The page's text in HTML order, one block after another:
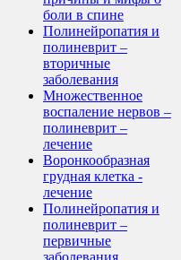
боли в спине
Полинейропатия и
полиневрит –
вторичные
заболевания
Множественное
воспаление нервов –
полиневрит –
лечение
Воронкообразная
грудная клетка -
лечение
Полинейропатия и
полиневрит –
первичные
заболевания